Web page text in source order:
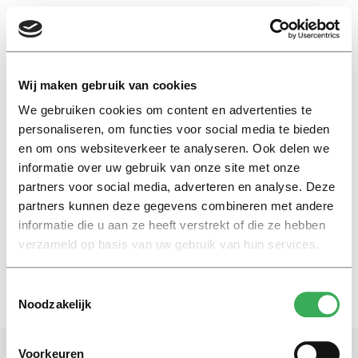
Wij maken gebruik van cookies
We gebruiken cookies om content en advertenties te
personaliseren, om functies voor social media te bieden
en om ons websiteverkeer te analyseren. Ook delen we
informatie over uw gebruik van onze site met onze
partners voor social media, adverteren en analyse. Deze
partners kunnen deze gegevens combineren met andere
informatie die u aan ze heeft verstrekt of die ze hebben
verzameld op basis van uw gebruik van hun services.
Noodzakelijk
Voorkeuren
EN
paranoid
My First Head
Kaufmann, the paranoid
professor
25 februari 2021